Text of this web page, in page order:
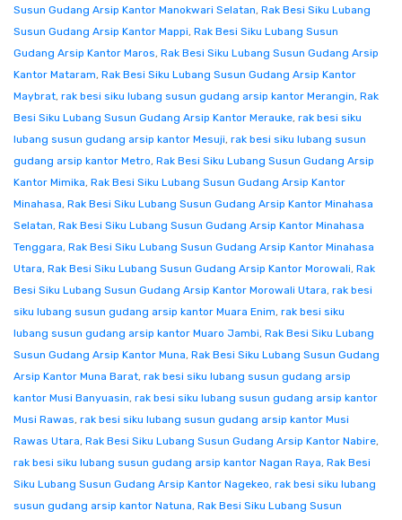
Susun Gudang Arsip Kantor Manokwari Selatan, Rak Besi Siku Lubang
Susun Gudang Arsip Kantor Mappi, Rak Besi Siku Lubang Susun
Gudang Arsip Kantor Maros, Rak Besi Siku Lubang Susun Gudang Arsip
Kantor Mataram, Rak Besi Siku Lubang Susun Gudang Arsip Kantor
Maybrat, rak besi siku lubang susun gudang arsip kantor Merangin, Rak
Besi Siku Lubang Susun Gudang Arsip Kantor Merauke, rak besi siku
lubang susun gudang arsip kantor Mesuji, rak besi siku lubang susun
gudang arsip kantor Metro, Rak Besi Siku Lubang Susun Gudang Arsip
Kantor Mimika, Rak Besi Siku Lubang Susun Gudang Arsip Kantor
Minahasa, Rak Besi Siku Lubang Susun Gudang Arsip Kantor Minahasa
Selatan, Rak Besi Siku Lubang Susun Gudang Arsip Kantor Minahasa
Tenggara, Rak Besi Siku Lubang Susun Gudang Arsip Kantor Minahasa
Utara, Rak Besi Siku Lubang Susun Gudang Arsip Kantor Morowali, Rak
Besi Siku Lubang Susun Gudang Arsip Kantor Morowali Utara, rak besi
siku lubang susun gudang arsip kantor Muara Enim, rak besi siku
lubang susun gudang arsip kantor Muaro Jambi, Rak Besi Siku Lubang
Susun Gudang Arsip Kantor Muna, Rak Besi Siku Lubang Susun Gudang
Arsip Kantor Muna Barat, rak besi siku lubang susun gudang arsip
kantor Musi Banyuasin, rak besi siku lubang susun gudang arsip kantor
Musi Rawas, rak besi siku lubang susun gudang arsip kantor Musi
Rawas Utara, Rak Besi Siku Lubang Susun Gudang Arsip Kantor Nabire,
rak besi siku lubang susun gudang arsip kantor Nagan Raya, Rak Besi
Siku Lubang Susun Gudang Arsip Kantor Nagekeo, rak besi siku lubang
susun gudang arsip kantor Natuna, Rak Besi Siku Lubang Susun